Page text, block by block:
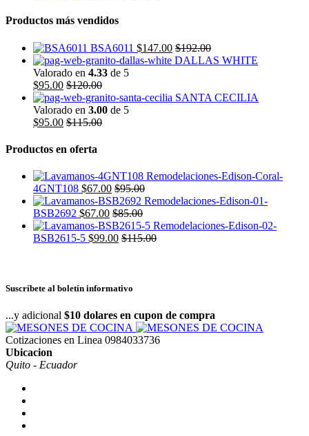
Productos más vendidos
BSA6011 $147.00 $192.00
DALLAS WHITE
Valorado en 4.33 de 5
$95.00 $120.00
SANTA CECILIA
Valorado en 3.00 de 5
$95.00 $115.00
Productos en oferta
4GNT108 $67.00 $95.00
BSB2692 $67.00 $85.00
BSB2615-5 $99.00 $115.00
Suscríbete al boletín informativo
...y adicional $10 dolares en cupon de compra
Cotizaciones en Linea 0984033736
Ubicacion
Quito - Ecuador